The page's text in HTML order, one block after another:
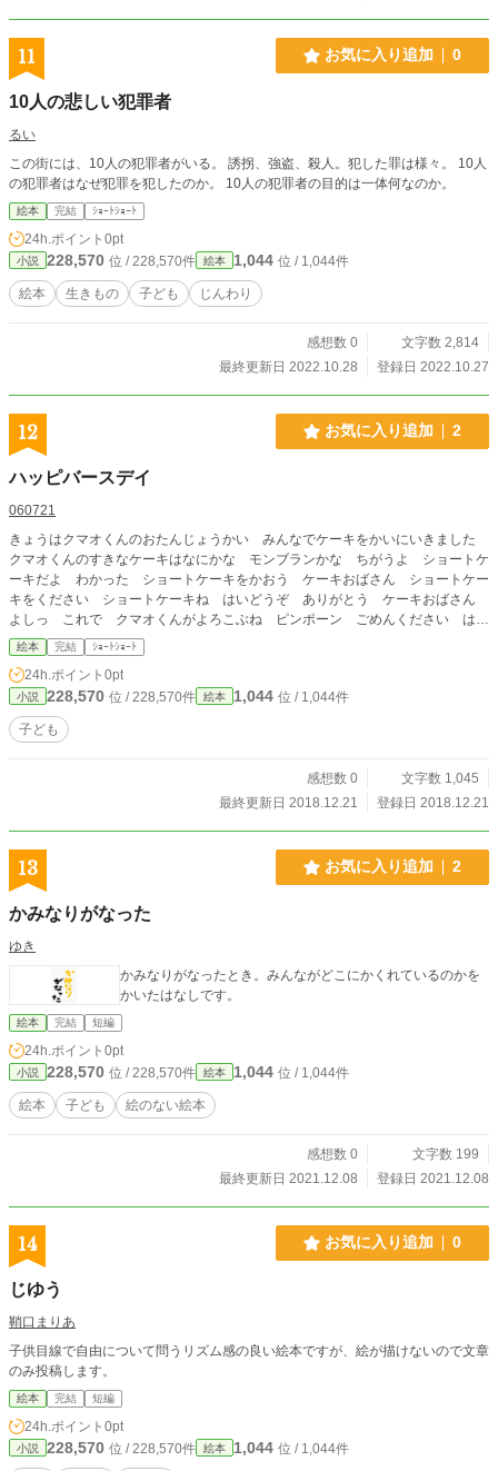
11 お気に入り追加 0
10人の悲しい犯罪者
るい
この街には、10人の犯罪者がいる。 誘拐、強盗、殺人。犯した罪は様々。 10人
の犯罪者はなぜ犯罪を犯したのか。 10人の犯罪者の目的は一体何なのか。
絵本 完結 ｼｮｰﾄｼｮｰﾄ
24h.ポイント 0pt
小説 228,570 位 / 228,570件 絵本 1,044 位 / 1,044件
絵本 生きもの 子ども じんわり
感想数 0
文字数 2,814
最終更新日 2022.10.28
登録日 2022.10.27
12 お気に入り追加 2
ハッピバースデイ
060721
きょうはクマオくんのおたんじょうかい みんなでケーキをかいにいきました
クマオくんのすきなケーキはなにかな モンブランかな ちがうよ ショートケ
ーキだよ わかった ショートケーキをかおう ケーキおばさん ショートケー
キをください ショートケーキね はいどうぞ ありがとう ケーキおばさん
よしっ これで クマオくんがよろこぶね ピンポーン ごめんください はー
い おあがりなさい しつれいします クマオくんにプレゼントだよ なにこ
れ まずそうなケーキ こらっ みんなにあやまりなさい いやだ モンブラン
がいいもん イヌオくんのうそつき ケーキおばさんのところにいってくる ち
ょっとまってごめん オレもいっしょにいくよ イヌオくんはダメ もうついて
こないで クマオくんのすきなケーキ モンブランなの？ そのころトラオくん
はケーキおばさんのところにいました モンブランをかうためでした ケーキお
ございます じゃーあのおみせにいってみよう そのころクマオくんたちはおし
ゃべりをしていました このあとたいへんなことになるのです うん はやくた
にいったよ モンブランをかうためにいったわ どこのおみせですか トラオく
んはどこにいきましたか そのころトラオくんはピーちゃんのおみせでモンブラ
ょうか ありがとう はやくみんなのところにいかなきゃ まだなの はやくは
やく ピンポーン ごめんください みんながきたぞ イヌオくんは？ いるん
しょにさがしにいこう クマオくんもいっしょにいこう いってらっしゃい な
にかあったのかしら そのころイヌオくんはまいごになっていました もうそと
はくらくなってきました みんなどこ ここはどこ イヌオくんいたらへんじし
て みつけた イヌオくんだいじょうぶ？ そのくりどうしたの？ そこの木の
下でひろったの しんぱいしてくれてありがとう ぶじでよかった さっきはご
めんね クマオくんにモンブランをあげるよ どうぞ クマオくんにすきなくり
をあげるよ どうぞ みんなありがとう ボクのせいでこうなった そのことは
もういいよ だいじょうぶだよ みんなでかえろう ながれぼしがきれいだ た
ておいたわよ みんなでたべるとおいしいね おたんじょうかいおめでとう
絵本 完結 ｼｮｰﾄｼｮｰﾄ
24h.ポイント 0pt
小説 228,570 位 / 228,570件 絵本 1,044 位 / 1,044件
子ども
感想数 0
文字数 1,045
最終更新日 2018.12.21
登録日 2018.12.21
13 お気に入り追加 2
かみなりがなった
ゆき
かみなりがなったとき。みんながどこにかくれているのかを
かいたはなしです。
絵本 完結 短編
24h.ポイント 0pt
小説 228,570 位 / 228,570件 絵本 1,044 位 / 1,044件
絵本 子ども 絵のない絵本
感想数 0
文字数 199
最終更新日 2021.12.08
登録日 2021.12.08
14 お気に入り追加 0
じゆう
鞘口まりあ
子供目線で自由について問うリズム感の良い絵本ですが、絵が描けないので文章
のみ投稿します。
絵本 完結 短編
24h.ポイント 0pt
小説 228,570 位 / 228,570件 絵本 1,044 位 / 1,044件